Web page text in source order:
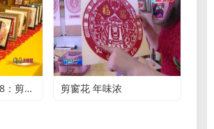
0130 烟台新闻 片8：剪纸传承 不止于传统 剪窗花 年味浓